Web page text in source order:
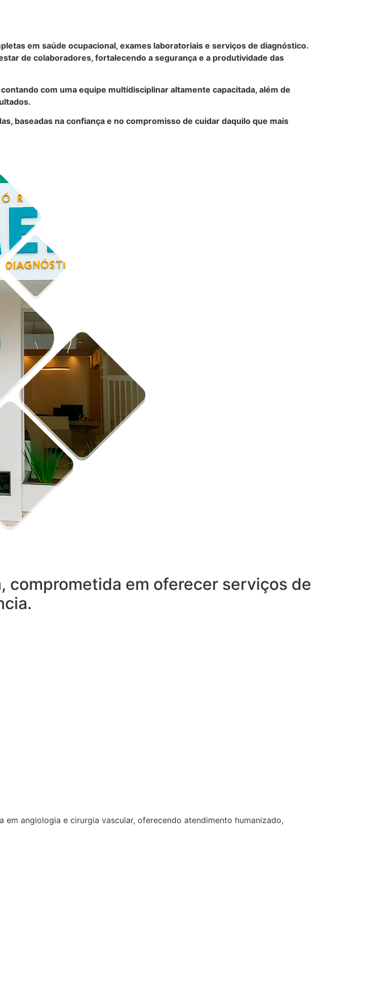
em saúde ocupacional, exames laboratoriais e serviços de diagnóstico.
de colaboradores, fortalecendo a segurança e a produtividade das
com uma equipe multidisciplinar altamente capacitada, além de
baseadas na confiança e no compromisso de cuidar daquilo que mais
comprometida em oferecer serviços de
em angiologia e cirurgia vascular, oferecendo atendimento humanizado,